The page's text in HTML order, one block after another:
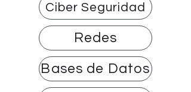
Ciber Seguridad
Redes
Bases de Datos